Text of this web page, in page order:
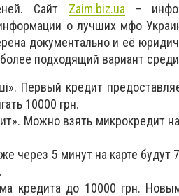
Сайт Zaim.biz.ua –
о лучших мфо
документально и её
подходящий вариант
». Первый кредит
10000 грн.
Можно взять микрокредит
через 5 минут на карте будут
кредита до 10000 грн.